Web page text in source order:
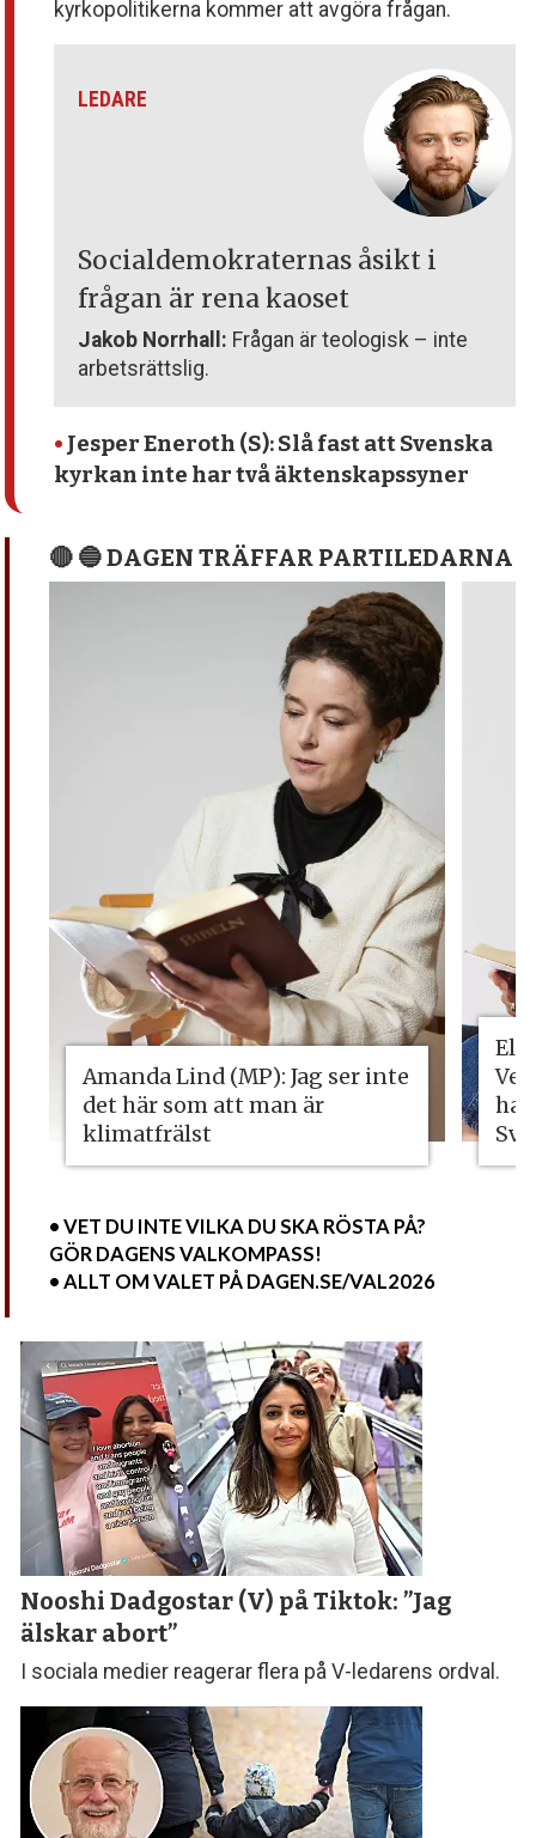
kyrkopolitikerna kommer att avgöra frågan.
LEDARE
Socialdemokraternas åsikt i
frågan är rena kaoset
Jakob Norrhall: Frågan är teologisk – inte
arbetsrättslig.
• Jesper Eneroth (S): Slå fast att Svenska
kyrkan inte har två äktenskapssyner
🔴 🔵 DAGEN TRÄFFAR PARTILEDARNA
Amanda Lind (MP): Jag ser inte
det här som att man är
klimatfrälst
ha
• VET DU INTE VILKA DU SKA RÖSTA PÅ?
GÖR DAGENS VALKOMPASS!
• ALLT OM VALET PÅ DAGEN.SE/VAL2026
Nooshi Dadgostar (V) på Tiktok: ”Jag
älskar abort”
I sociala medier reagerar flera på V-ledarens ordval.